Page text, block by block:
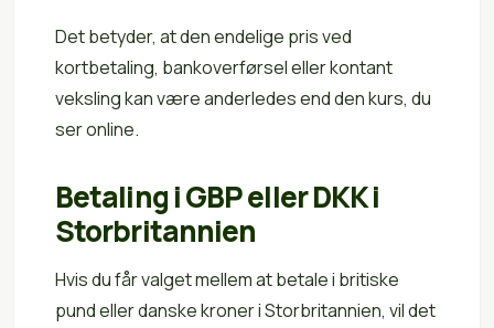
Det betyder, at den endelige pris ved
kortbetaling, bankoverførsel eller kontant
veksling kan være anderledes end den kurs, du
ser online.
Betaling i GBP eller DKK i
Storbritannien
Hvis du får valget mellem at betale i britiske
pund eller danske kroner i Storbritannien, vil det